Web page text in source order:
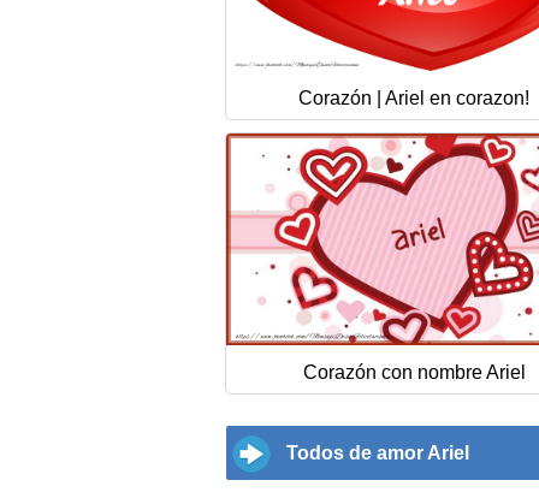
Corazón | Ariel en corazon!
Corazón con nombre Ariel
Todos de amor Ariel